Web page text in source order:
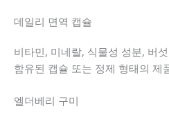
데일리 면역 캡슐
비타민, 미네랄, 식물성 성분, 버
함유된 캡슐 또는 정제 형태의 제
엘더베리 구미